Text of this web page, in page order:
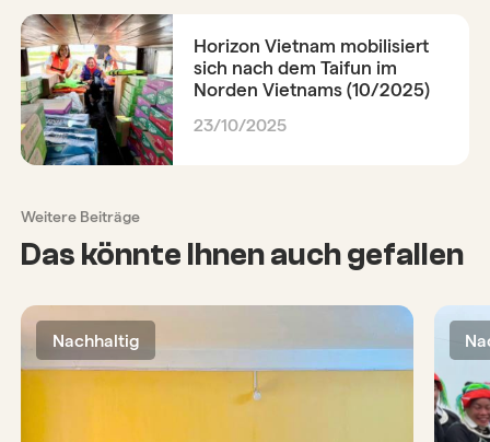
Horizon Vietnam mobilisiert
sich nach dem Taifun im
Norden Vietnams (10/2025)
23/10/2025
Weitere Beiträge
Das könnte Ihnen auch gefallen
Nachhaltig